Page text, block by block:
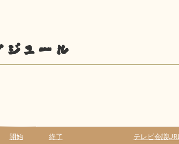
ジュール
開始 終了 テレビ会議URL